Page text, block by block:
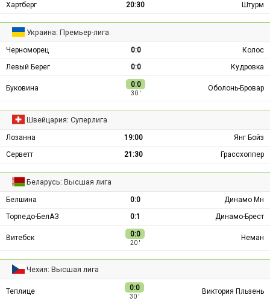
Хартберг 20:30 Штурм
Украина: Премьер-лига
Черноморец 0:0
Колос
Левый Берег
0:0 Кудровка
Буковина 0:0
30 ′
Оболонь-Бровар
Швейцария: Суперлига
Лозанна 19:00
Янг Бойз
Серветт
21:30 Грассхоппер
Беларусь: Высшая лига
Белшина 0:0
Динамо Мн
Торпедо-БелАЗ
0:1 Динамо-Брест
Витебск 0:0
20 ′
Неман
Чехия: Высшая лига
Теплице 0:0
30 ′
Виктория Пльзень